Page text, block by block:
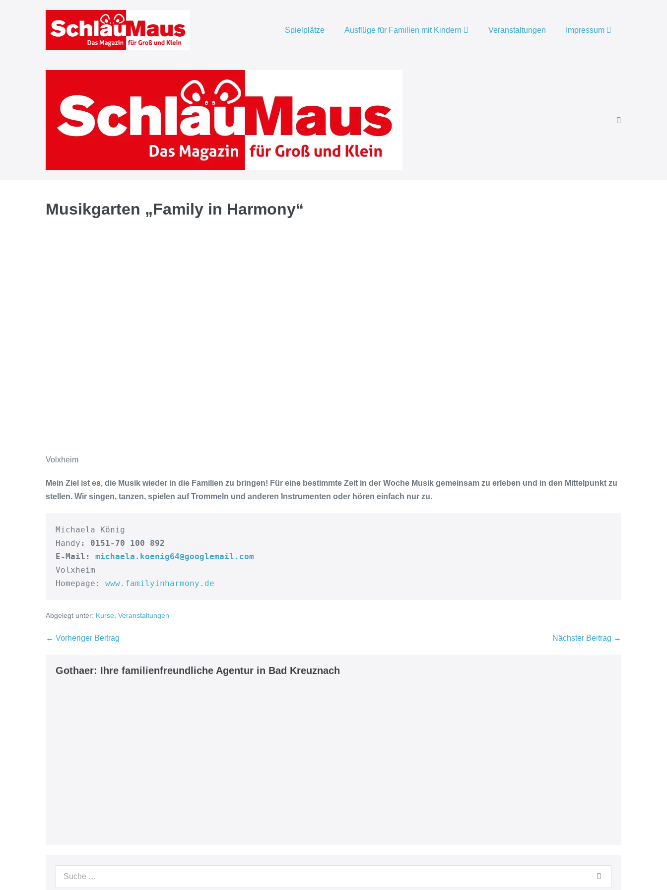
Spielplätze Ausflüge für Familien mit Kindern Veranstaltungen Impressum
Musikgarten „Family in Harmony“
Volxheim
Mein Ziel ist es, die Musik wieder in die Familien zu bringen! Für eine bestimmte Zeit in der Woche Musik gemeinsam zu erleben und in den Mittelpunkt zu
stellen. Wir singen, tanzen, spielen auf Trommeln und anderen Instrumenten oder hören einfach nur zu.
Michaela König
Handy : 0151-70 100 892
E-Mail: michaela.koenig64@googlemail.com
Volxheim
Homepage: www.familyinharmony.de
Abgelegt unter: Kurse Veranstaltungen
Beitragsnavigation
← Vorheriger Beitrag Nächster Beitrag →
Gothaer: Ihre familienfreundliche Agentur in Bad Kreuznach
Suche